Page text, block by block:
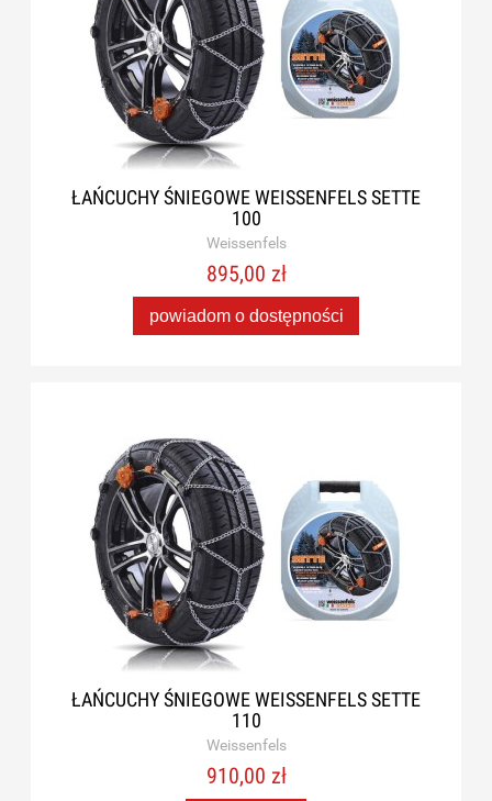
ŁAŃCUCHY ŚNIEGOWE WEISSENFELS SETTE
100
Weissenfels
895,00 zł
powiadom o dostępności
ŁAŃCUCHY ŚNIEGOWE WEISSENFELS SETTE
110
Weissenfels
910,00 zł